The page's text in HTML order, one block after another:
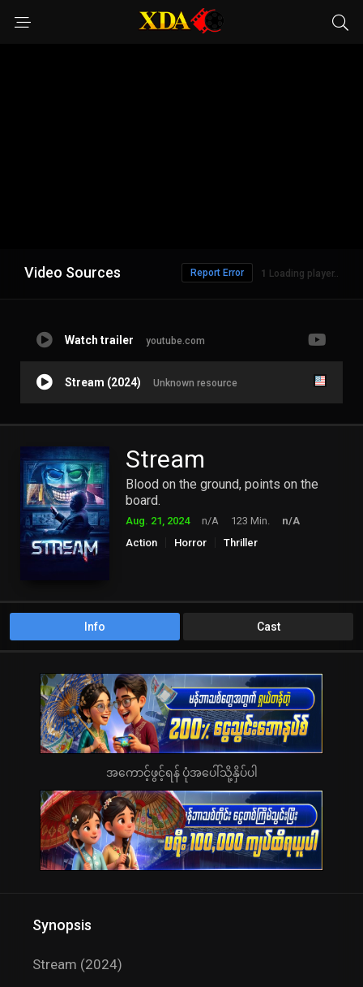
Video Sources Loading player..
Report Error
Watch trailer youtube.com
Stream (2024) Unknown resource
Stream
Blood on the ground, points on the
board.
Aug. 21, 2024 n/A 123 Min.
n/A
Action
Horror Thriller
Info Cast
အကောင့်ဖွင့်ရန် ပုံအပေါ်သို့နှိပ်ပါ
Synopsis
Stream (2024)